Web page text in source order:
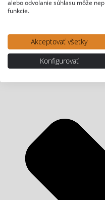
alebo odvolanie súhlasu môže
funkcie.
Akceptovať všetky
Konfigurovať